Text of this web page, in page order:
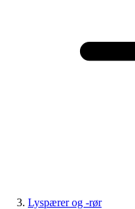
Lyspærer og -rør